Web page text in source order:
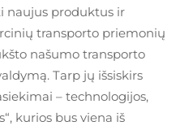
naujus produktus ir
transporto priemonių
našumo transporto
Tarp jų išsiskirs
– technologijos,
kurios bus viena iš